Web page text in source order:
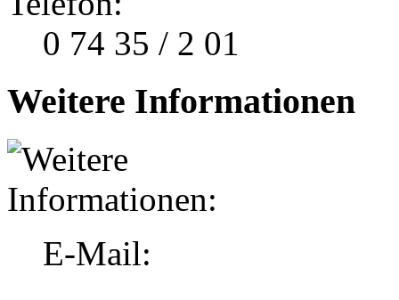
0 74 35 / 2 01
Weitere Informationen
E-Mail: